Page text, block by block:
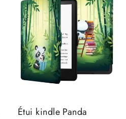
Étui kindle Panda